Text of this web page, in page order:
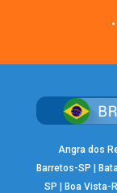
Angra dos
Barretos-SP |
SP |Boa Vista-